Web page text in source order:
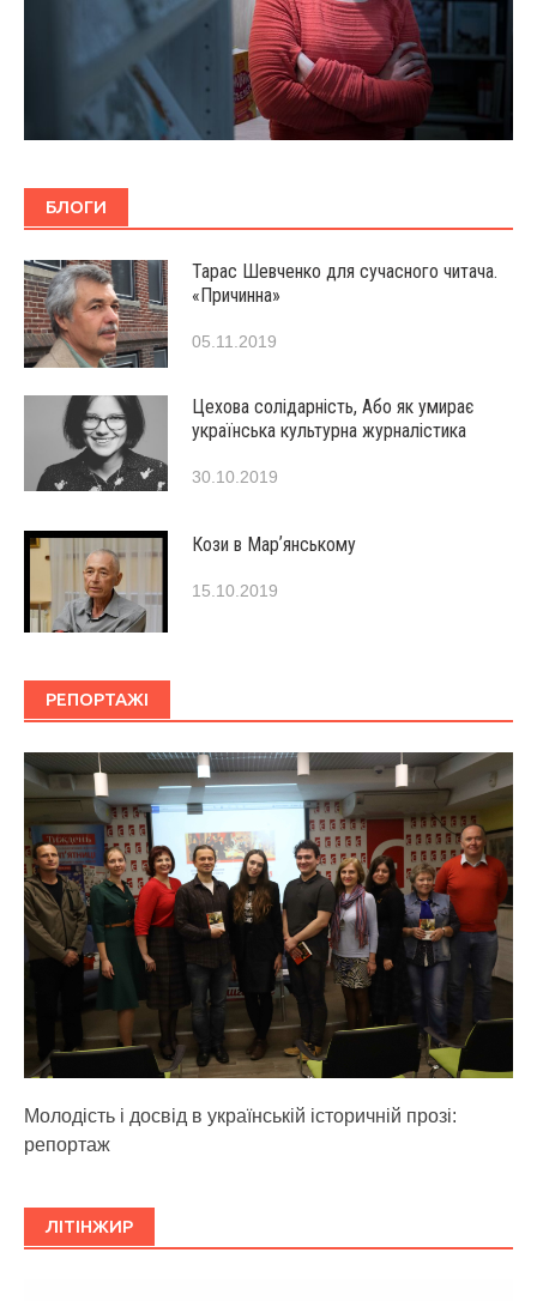
БЛОГИ
Тарас Шевченко для сучасного читача.
«Причинна»
05.11.2019
Цехова солідарність, Або як умирає
українська культурна журналістика
30.10.2019
Кози в Марʼянському
15.10.2019
РЕПОРТАЖІ
Молодість і досвід в українській історичній прозі:
репортаж
ЛІТІНЖИР